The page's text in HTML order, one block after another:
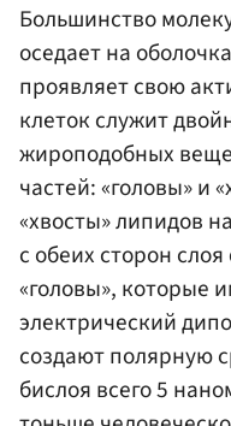
Большинство
оседает на
проявляет свою
клеток служит
жироподобных
частей: «головы» и
«хвосты» липидов
с обеих сторон
«головы», которые
электрический
создают полярную
бислоя всего 5